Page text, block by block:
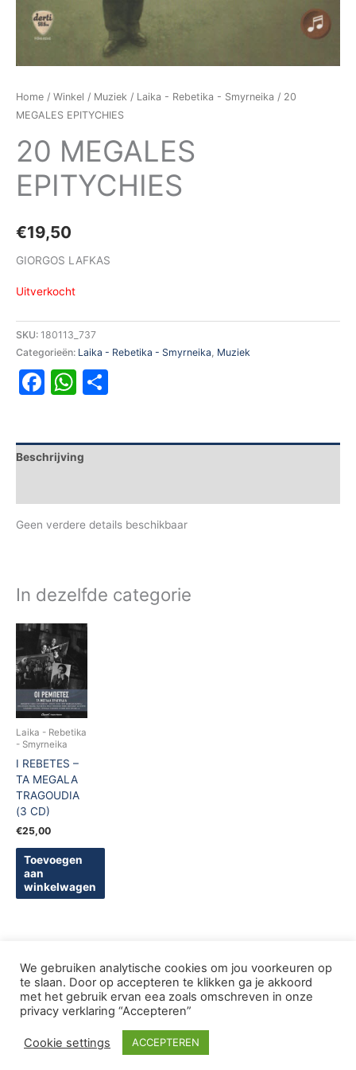
Home / Winkel / Muziek / Laika - Rebetika - Smyrneika / 20
MEGALES EPITYCHIES
20 MEGALES
EPITYCHIES
€19,50
GIORGOS LAFKAS
Uitverkocht
SKU: 180113_737
Categorieën: Laika - Rebetika - Smyrneika, Muziek
Facebook
WhatsApp
Beschrijving
Geen verdere details beschikbaar
In dezelfde categorie
Laika - Rebetika
- Smyrneika
I REBETES –
TA MEGALA
TRAGOUDIA
(3 CD)
€25,00
Toevoegen
aan
winkelwagen
Copyright © 2005-2026 De Griekse Wereld | Design
deWebShopFactory
We gebruiken analytische cookies om jou voorkeuren op
te slaan. Door op accepteren te klikken ga je akkoord
met het gebruik ervan eea zoals omschreven in onze
privacy verklaring “Accepteren”
Cookie settings ACCEPTEREN